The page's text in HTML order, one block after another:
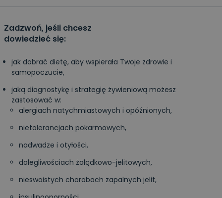
Zadzwoń, jeśli chcesz
dowiedzieć się:
jak dobrać dietę, aby wspierała Twoje zdrowie i
samopoczucie,
jaką diagnostykę i strategię żywieniową możesz
zastosować w:
alergiach natychmiastowych i opóźnionych,
nietolerancjach pokarmowych,
nadwadze i otyłości,
dolegliwościach żołądkowo-jelitowych,
nieswoistych chorobach zapalnych jelit,